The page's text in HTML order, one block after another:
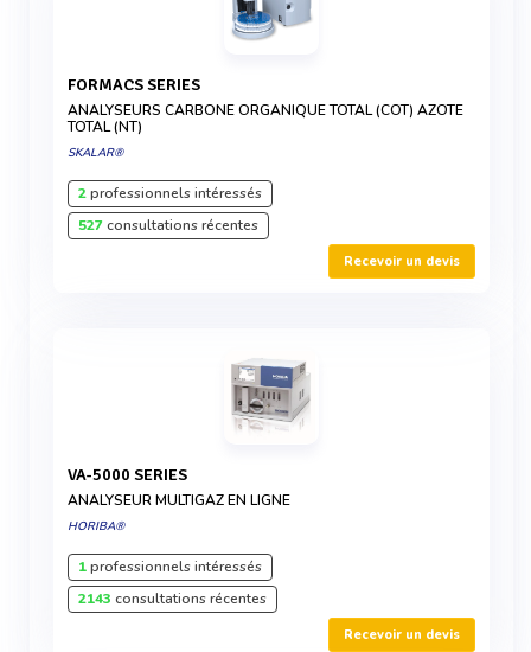
FORMACS SERIES
ANALYSEURS CARBONE ORGANIQUE TOTAL (COT) AZOTE
TOTAL (NT)
SKALAR®
2professionnels intéressés
527consultations récentes
Recevoir un devis
VA-5000 SERIES
ANALYSEUR MULTIGAZ EN LIGNE
HORIBA®
1professionnels intéressés
2143 consultations récentes
Recevoir un devis